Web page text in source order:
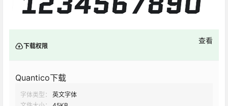
下载权限
查看
Quantico下载
字体类型：
英文字体